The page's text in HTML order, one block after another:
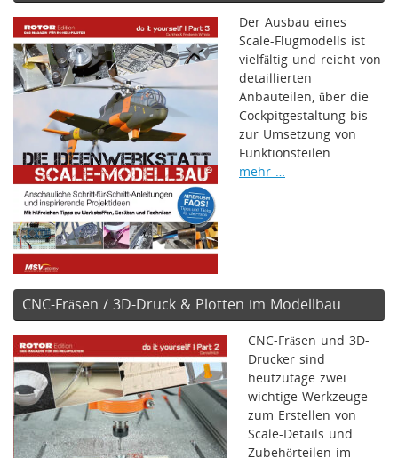
Der Ausbau eines
Scale-Flugmodells ist
vielfältig und reicht von
detaillierten
Anbauteilen, über die
Cockpitgestaltung bis
zur Umsetzung von
Funktionsteilen …
mehr …
CNC-Fräsen / 3D-Druck & Plotten im Modellbau
CNC-Fräsen und 3D-
Drucker sind
heutzutage zwei
wichtige Werkzeuge
zum Erstellen von
Scale-Details und
Zubehörteilen im